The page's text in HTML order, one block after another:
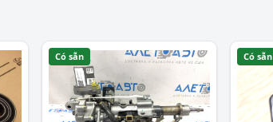
Có sẵn Có sẵn